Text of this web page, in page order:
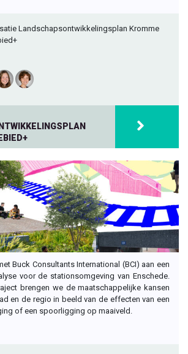
Landschapsontwikkelingsplan Kromme
Buck Consultants International (BCI) aan een
voor de stationsomgeving van Enschede.
brengen we de maatschappelijke kansen
en de regio in beeld van de effecten van een
of een spoorligging op maaiveld.